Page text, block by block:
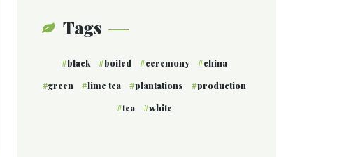
Tags
black boiled ceremony
china
green
lime tea plantations
production
tea
white